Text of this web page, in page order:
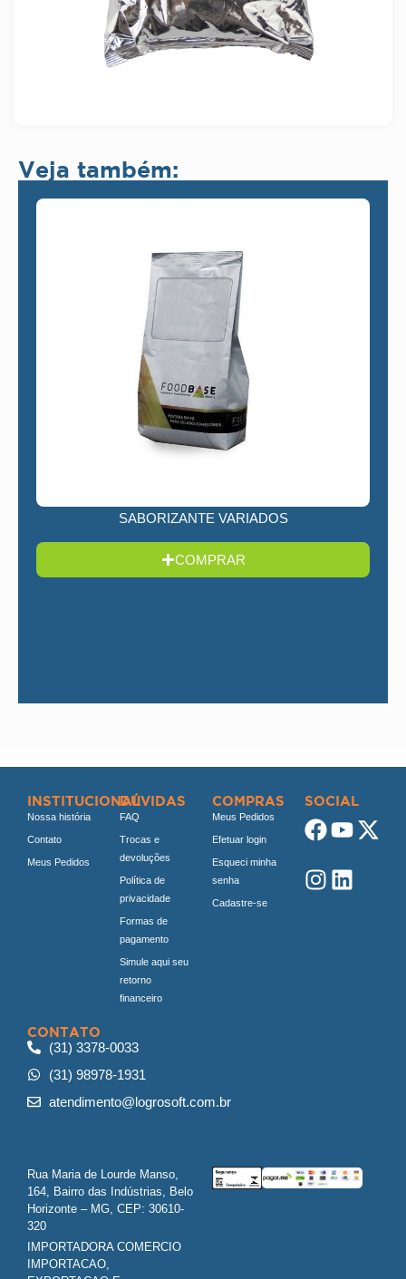
Veja também:
SABORIZANTE VARIADOS
COMPRAR
INSTITUCIONAL
Nossa história
Contato
Meus Pedidos
DÚVIDAS
FAQ
Trocas e
devoluções
Política de
privacidade
Formas de
pagamento
Simule aqui seu
retorno
financeiro
COMPRAS
Meus Pedidos
Efetuar login
Esqueci minha
senha
Cadastre-se
SOCIAL
CONTATO
(31) 3378-0033
(31) 98978-1931
atendimento@logrosoft.com.br
Rua Maria de Lourde Manso,
164, Bairro das Indústrias, Belo
Horizonte – MG, CEP: 30610-
320
IMPORTADORA COMERCIO
IMPORTACAO,